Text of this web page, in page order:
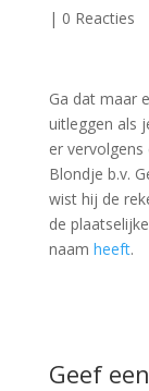
| 0 Reacties
Ga dat maar
uitleggen als
er
Blondje b.v.
wist hij de
de
naam heeft.
Geef